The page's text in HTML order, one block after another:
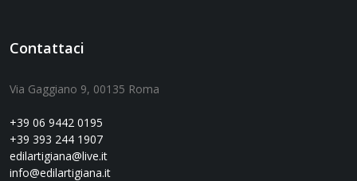
Contattaci
Via Gaggiano 9, 00135 Roma
+39 06 9442 0195
+39 393 244 1907
edilartigiana@live.it
info@edilartigiana.it